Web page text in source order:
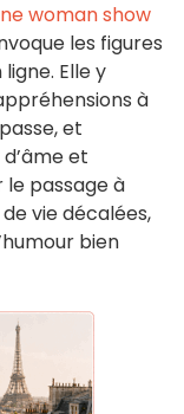
woman show
les figures
Elle y
à
et
et
passage à
vie décalées,
bien